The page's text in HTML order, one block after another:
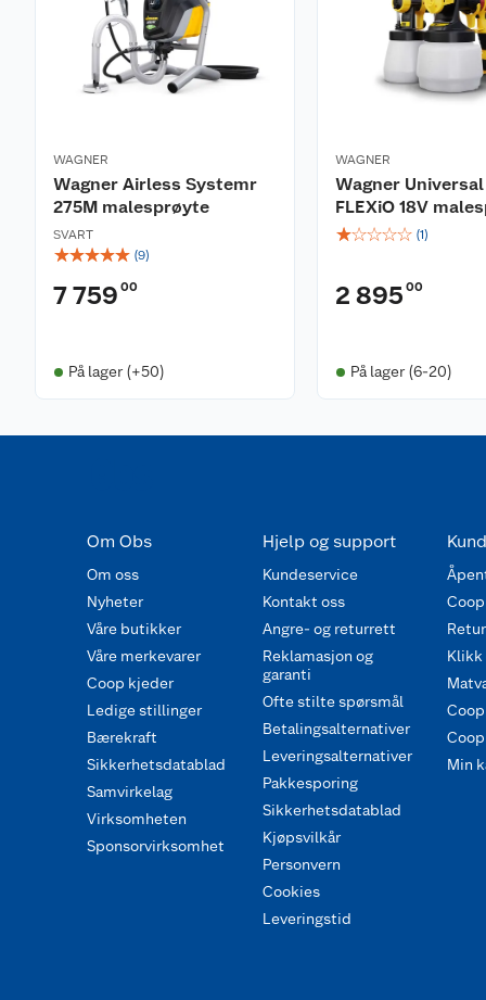
WAGNER
Wagner Airless Systemr
275M malesprøyte
SVART
☆☆☆☆☆ (9)
7 759 00
På lager (+50)
WAGNER
Wagner
FLEXiO 18V
☆☆☆☆☆ (1)
2 895 00
På lager (6-20)
Om Obs
Om oss
Nyheter
Våre butikker
Våre merkevarer
Coop kjeder
Ledige stillinger
Bærekraft
Sikkerhetsdatablad
Samvirkelag
Virksomheten
Sponsorvirksomhet
Hjelp og support
Kundeservice
Kontakt oss
Angre- og returrett
Reklamasjon og
garanti
Ofte stilte spørsmål
Betalingsalternativer
Leveringsalternativer
Pakkesporing
Sikkerhetsdatablad
Kjøpsvilkår
Personvern
Cookies
Leveringstid
Klikk
Min